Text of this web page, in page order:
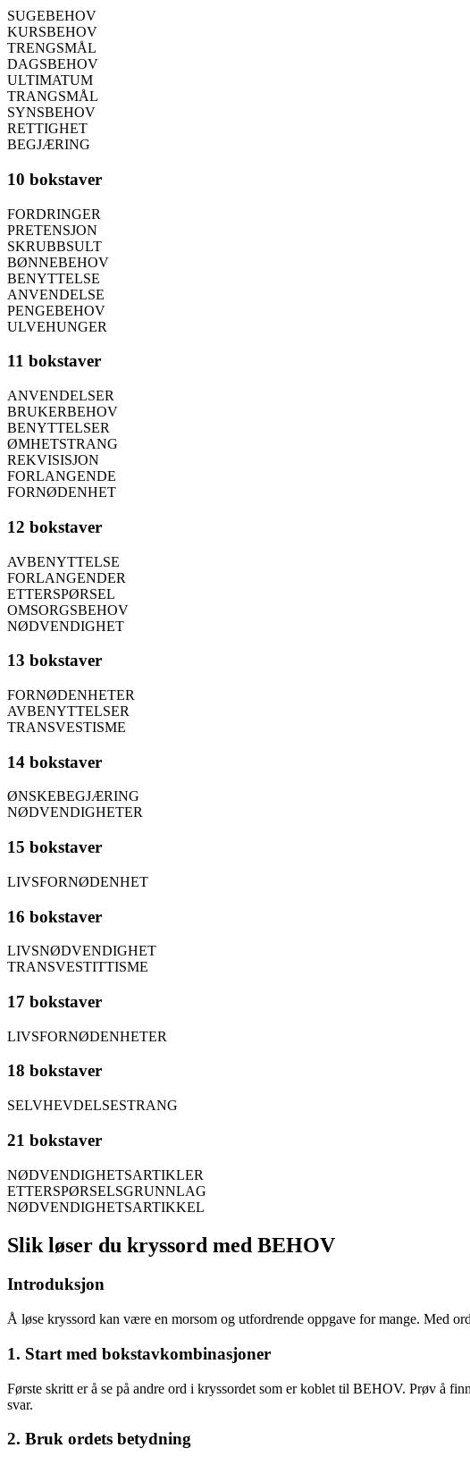
SUGEBEHOV
KURSBEHOV
TRENGSMÅL
DAGSBEHOV
ULTIMATUM
TRANGSMÅL
SYNSBEHOV
RETTIGHET
BEGJÆRING
10 bokstaver
FORDRINGER
PRETENSJON
SKRUBBSULT
BØNNEBEHOV
BENYTTELSE
ANVENDELSE
PENGEBEHOV
ULVEHUNGER
11 bokstaver
ANVENDELSER
BRUKERBEHOV
BENYTTELSER
ØMHETSTRANG
REKVISISJON
FORLANGENDE
FORNØDENHET
12 bokstaver
AVBENYTTELSE
FORLANGENDER
ETTERSPØRSEL
OMSORGSBEHOV
NØDVENDIGHET
13 bokstaver
FORNØDENHETER
AVBENYTTELSER
TRANSVESTISME
14 bokstaver
ØNSKEBEGJÆRING
NØDVENDIGHETER
15 bokstaver
LIVSFORNØDENHET
16 bokstaver
LIVSNØDVENDIGHET
TRANSVESTITTISME
17 bokstaver
LIVSFORNØDENHETER
18 bokstaver
SELVHEVDELSESTRANG
21 bokstaver
NØDVENDIGHETSARTIKLER
ETTERSPØRSELSGRUNNLAG
NØDVENDIGHETSARTIKKEL
Slik løser du kryssord med BEHOV
Introduksjon
Å løse kryssord kan være en morsom og utfordrende oppgave for mange. Med
1. Start med bokstavkombinasjoner
Første skritt er å se på andre ord i kryssordet som er koblet til BEHOV. Prøv å
svar.
2. Bruk ordets betydning